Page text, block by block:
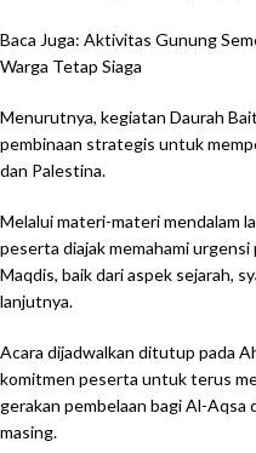
Baca Juga: Aktivitas Gunung
Warga Tetap Siaga
Menurutnya, kegiatan Daurah
pembinaan strategis untuk
dan Palestina.
Melalui materi-materi mendalam
peserta diajak memahami
Maqdis, baik dari aspek sejarah,
lanjutnya.
Acara dijadwalkan ditutup pada
komitmen peserta untuk terus
gerakan pembelaan bagi Al-Aqsa
masing.